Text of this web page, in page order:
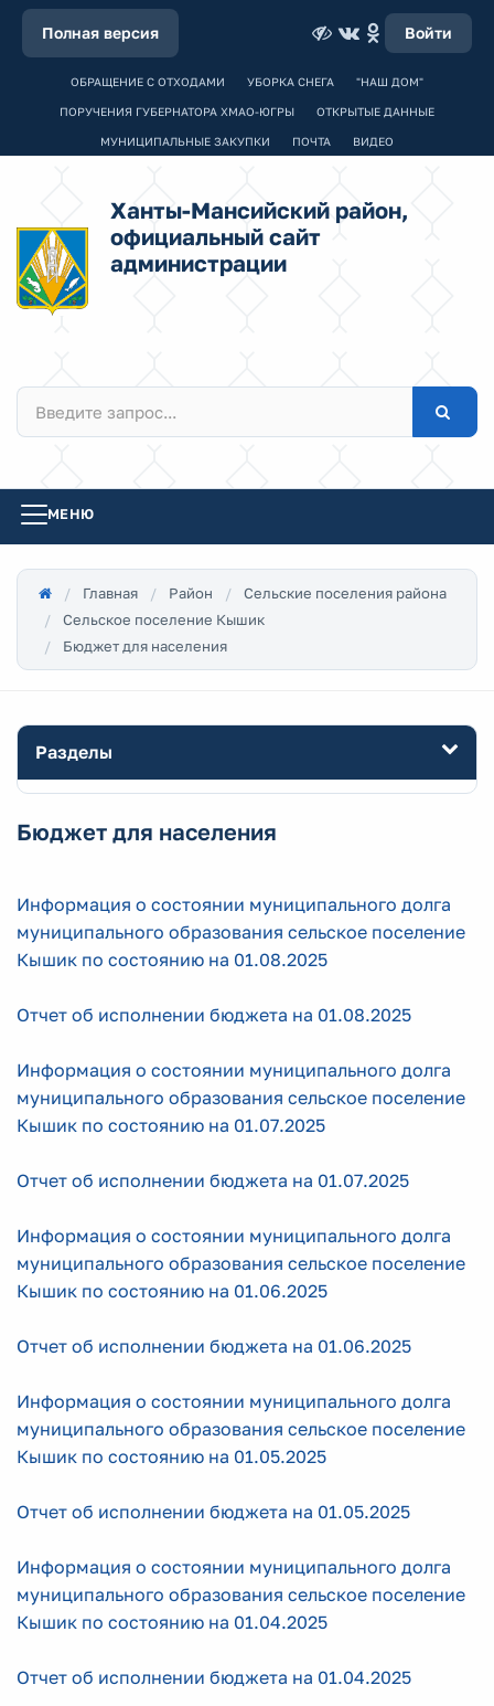
Полная версия Войти
ОБРАЩЕНИЕ С ОТХОДАМИ УБОРКА СНЕГА "НАШ ДОМ"
ПОРУЧЕНИЯ ГУБЕРНАТОРА ХМАО-ЮГРЫ ОТКРЫТЫЕ ДАННЫЕ
МУНИЦИПАЛЬНЫЕ ЗАКУПКИ ПОЧТА ВИДЕО
Ханты-Мансийский район,
официальный сайт
администрации
МЕНЮ
Главная Район
Сельские поселения района
Сельское поселение Кышик
Бюджет для населения
Разделы
Бюджет для населения
Информация о состоянии муниципального долга
муниципального образования сельское поселение
Кышик по состоянию на 01.08.2025
Отчет об исполнении бюджета на 01.08.2025
Информация о состоянии муниципального долга
муниципального образования сельское поселение
Кышик по состоянию на 01.07.2025
Отчет об исполнении бюджета на 01.07.2025
Информация о состоянии муниципального долга
муниципального образования сельское поселение
Кышик по состоянию на 01.06.2025
Отчет об исполнении бюджета на 01.06.2025
Информация о состоянии муниципального долга
муниципального образования сельское поселение
Кышик по состоянию на 01.05.2025
Отчет об исполнении бюджета на 01.05.2025
Информация о состоянии муниципального долга
муниципального образования сельское поселение
Кышик по состоянию на 01.04.2025
Отчет об исполнении бюджета на 01.04.2025